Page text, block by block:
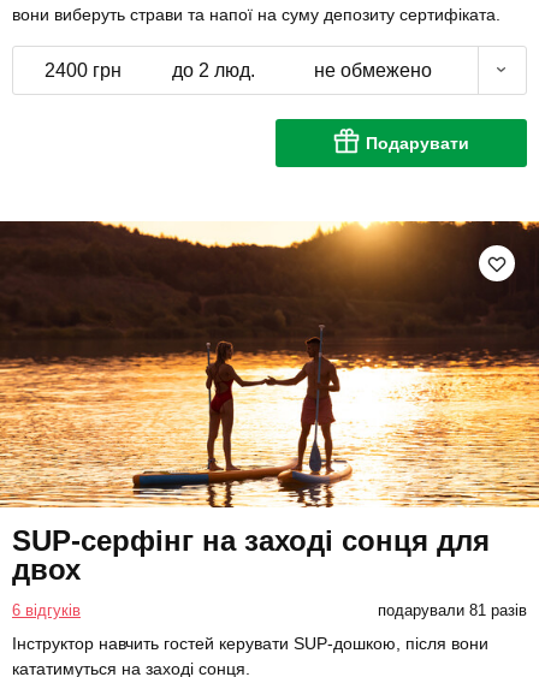
вони виберуть страви та напої на суму депозиту сертифіката.
2400 грн до 2 люд. не обмежено
Подарувати
SUP-серфінг на заході сонця для
двох
6 відгуків подарували 81 разів
Інструктор навчить гостей керувати SUP-дошкою, після вони
кататимуться на заході сонця.